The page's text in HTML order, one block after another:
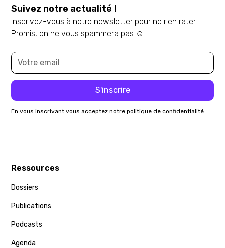
Suivez notre actualité !
Inscrivez-vous à notre newsletter pour ne rien rater.
Promis, on ne vous spammera pas ☺️
En vous inscrivant vous acceptez notrepolitique de confidentialité
Ressources
Dossiers
Publications
Podcasts
Agenda